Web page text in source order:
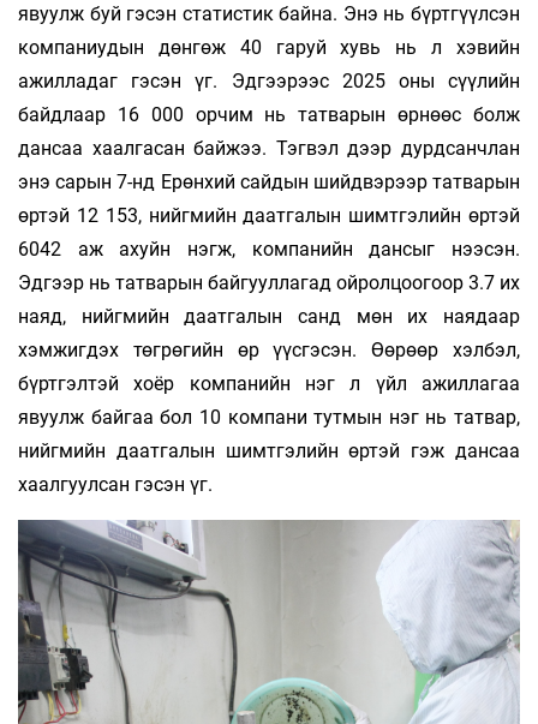
явуулж буй гэсэн статистик байна. Энэ нь бүртгүүлсэн
компаниудын дөнгөж 40 гаруй хувь нь л хэвийн
ажилладаг гэсэн үг. Эдгээрээс 2025 оны сүүлийн
байдлаар 16 000 орчим нь татварын өрнөөс болж
дансаа хаалга­сан байжээ. Тэгвэл дээр дурдсанчлан
энэ сарын 7-нд Ерөнхий сайдын шийдвэрээр татварын
өртэй 12 153, нийгмийн даатгалын шимтгэлийн өртэй
6042 аж ахуйн нэгж, компанийн дансыг нээсэн.
Эдгээр нь татварын байгууллагад ойролцоо­­гоор 3.7 их
наяд, нийгмийн даатгалын санд мөн их наядаар
хэмжигдэх төгрөгийн өр үүсгэсэн. Өөрөөр хэлбэл,
бүртгэлтэй хоёр компанийн нэг л үйл ажиллагаа
явуулж байгаа бол 10 компани тутмын нэг нь татвар,
нийгмийн даат­галын шимтгэлийн өртэй гэж дансаа
хаалгуулсан гэсэн үг.